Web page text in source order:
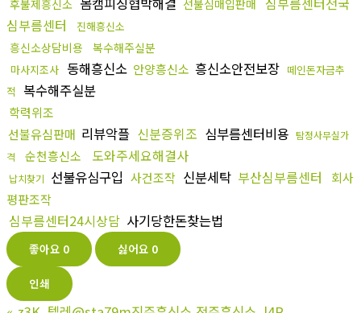
후불제흥신소 선불심매입판매
심부름센터
진해흥신소
흥신소상담비용 복수해주실분
마사지조사 동해흥신소 안양흥신소 흥신소안전보장 떼인돈자금추
적 복수해주실분
학력위조
선불유심판매 리뷰악플 신분증위조 심부름센터비용 탐정사무실가
격
순천흥신소 도와주세요해결사
납치찾기 선불유심구입 사건조작 신분세탁 부산심부름센터
회사
평판조작
심부름센터24시상담 사기당한돈찾는법
좋아요 0 싫어요 0
인쇄